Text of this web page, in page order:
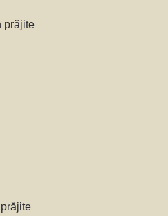
prăjite